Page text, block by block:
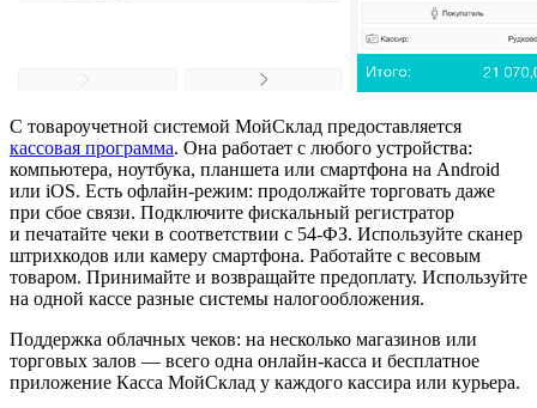
С товароучетной системой МойСклад предоставляется
кассовая программа. Она работает с любого устройства:
компьютера, ноутбука, планшета или смартфона на Android
или iOS. Есть офлайн-режим: продолжайте торговать даже
при сбое связи. Подключите фискальный регистратор
и печатайте чеки в соответствии с 54-ФЗ. Используйте сканер
штрихкодов или камеру смартфона. Работайте с весовым
товаром. Принимайте и возвращайте предоплату. Используйте
на одной кассе разные системы налогообложения.
Поддержка облачных чеков: на несколько магазинов или
торговых залов — всего одна онлайн-касса и бесплатное
приложение Касса МойСклад у каждого кассира или курьера.